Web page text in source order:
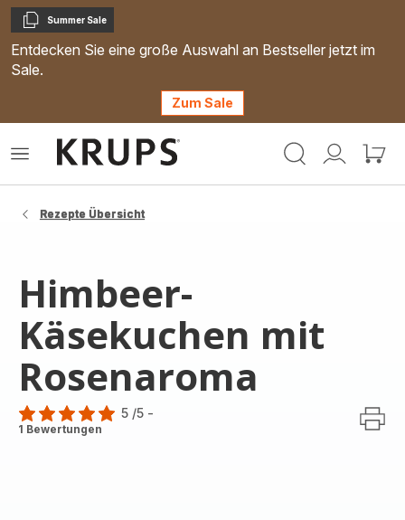
Kopieren
Summer Sale
Entdecken Sie eine große Auswahl an Bestseller jetzt im
Sale.
Zum Sale
Mein
Mein
Das
Rezepte Übersicht
Himbeer-
Käsekuchen mit
Rosenaroma
Bewertung
5 /5 -
1 Bewertungen